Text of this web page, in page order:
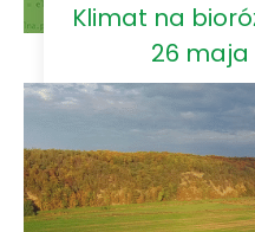
Klimat na
26 maja